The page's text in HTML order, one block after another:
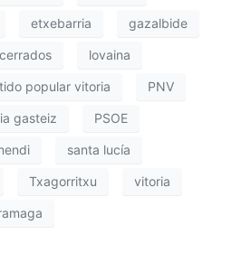
etxebarria gazalbide
lovaina
popular vitoria PNV
gasteiz PSOE
santa lucía
Txagorritxu vitoria